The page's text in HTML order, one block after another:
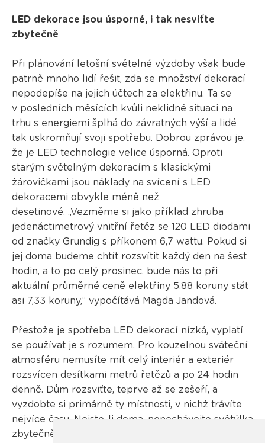
LED dekorace jsou úsporné, i tak nesviťte
zbytečně
Při plánování letošní světelné výzdoby však bude
patrně mnoho lidí řešit, zda se množství dekorací
nepodepíše na jejich účtech za elektřinu. Ta se
v posledních měsících kvůli neklidné situaci na
trhu s energiemi šplhá do závratných výší a lidé
tak uskromňují svoji spotřebu. Dobrou zprávou je,
že je LED technologie velice úsporná. Oproti
starým světelným dekoracím s klasickými
žárovičkami jsou náklady na svícení s LED
dekoracemi obvykle méně než
desetinové. „Vezměme si jako příklad zhruba
jedenáctimetrový vnitřní řetěz se 120 LED diodami
od značky Grundig s příkonem 6,7 wattu. Pokud si
jej doma budeme chtít rozsvítit každý den na šest
hodin, a to po celý prosinec, bude nás to při
aktuální průměrné ceně elektřiny 5,88 koruny stát
asi 7,33 koruny,“ vypočítává Magda Jandová.
Přestože je spotřeba LED dekorací nízká, vyplatí
se používat je s rozumem. Pro kouzelnou sváteční
atmosféru nemusíte mít celý interiér a exteriér
rozsvícen desítkami metrů řetězů a po 24 hodin
denně. Dům rozsviťte, teprve až se zešeří, a
vyzdobte si primárně ty místnosti, v nichž trávíte
nejvíce času. Nejste-li doma, nenechávejte světýlka
zbytečně zapnutá. LED řetězy umístěné kolem